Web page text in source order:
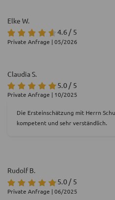
Elke W.
4.6 / 5
Private Anfrage | 05/2026
Claudia S.
5.0 / 5
Private Anfrage | 10/2025
Die Ersteinschätzung mit Herrn
kompetent und sehr verständlich.
Rudolf B.
5.0 / 5
Private Anfrage | 06/2025